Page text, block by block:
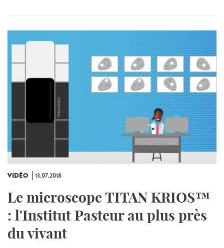
VIDÉO 13.07.2018
Le microscope TITAN KRIOS™
: l'Institut Pasteur au plus près
du vivant